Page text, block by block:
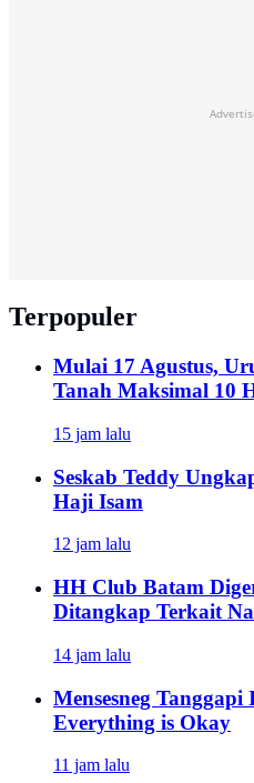
Terpopuler
Mulai 17 Agustus,
Tanah Maksimal 10
15 jam lalu
Seskab Teddy
Haji Isam
12 jam lalu
HH Club Batam
Ditangkap Terkait
14 jam lalu
Mensesneg Tanggapi
Everything is Okay
11 jam lalu